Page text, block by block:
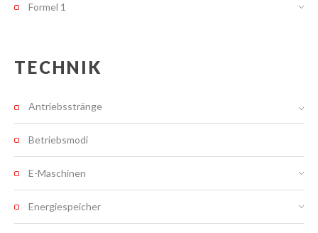
Formel 1
TECHNIK
Antriebsstränge
Betriebsmodi
E-Maschinen
Energiespeicher